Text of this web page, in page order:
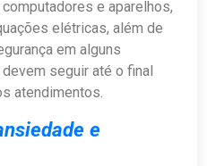
e aparelhos,
elétricas, além de
em alguns
seguir até o final
atendimentos.
e